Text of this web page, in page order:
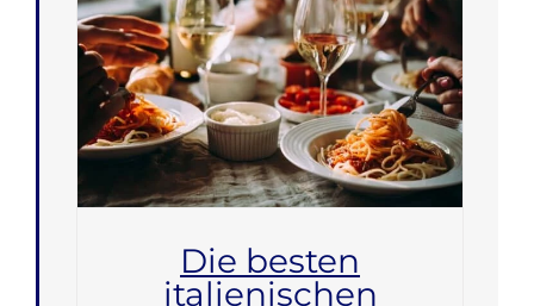
Die besten
italienischen